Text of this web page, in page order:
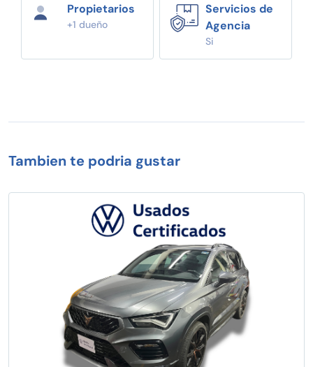
Propietarios
+1 dueño
Servicios de
Agencia
Si
Tambien te podria gustar